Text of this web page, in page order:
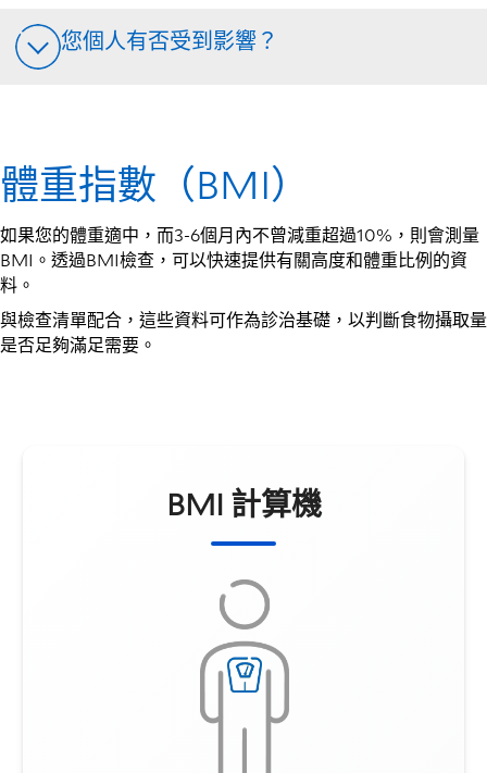
您個人有否受到影響？
體重指數（BMI）
如果您的體重適中，而3-6個月內不曾減重超過10%，則會測量
BMI。透過BMI檢查，可以快速提供有關高度和體重比例的資
料。
與檢查清單配合，這些資料可作為診治基礎，以判斷食物攝取量
是否足夠滿足需要。
BMI 計算機